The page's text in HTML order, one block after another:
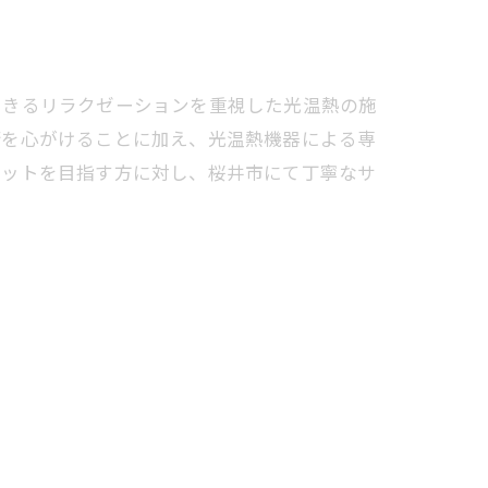
るリラクゼーションを重視した光温熱の施
心がけることに加え、光温熱機器による専
トを目指す方に対し、桜井市にて丁寧なサ